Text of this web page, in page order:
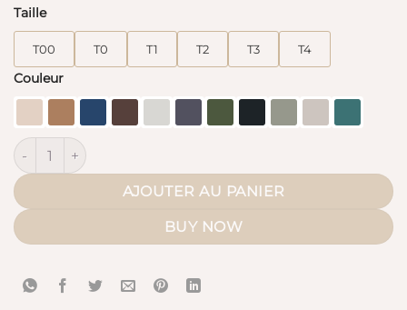
Taille
T00 T0 T1 T2 T3 T4
Couleur
quantité de Sous Abaya (Whool Peach Premium)
AJOUTER AU PANIER
BUY NOW